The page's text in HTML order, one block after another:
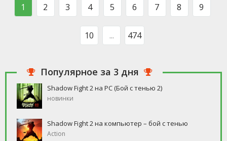
1 2 3 4 5 6 7 8 9
10 ... 474
Популярное за 3 дня
Shadow Fight 2 на PC (Бой с тенью 2)
новинки
Shadow Fight 2 на компьютер – бой с тенью
Action